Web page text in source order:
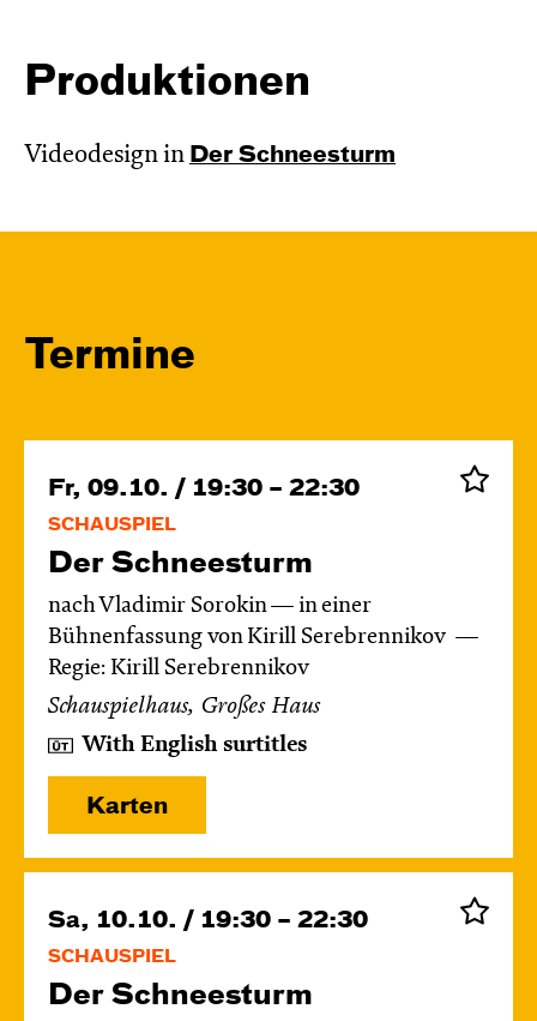
Produktionen
Videodesign in Der Schnee­sturm
Termine
Fr, 09.10. / 19:30 – 22:30
SCHAUSPIEL
Der Schnee­sturm
nach Vladimir Sorokin — in einer
Bühnenfassung von Kirill Serebrennikov
Regie: Kirill Serebrennikov
Schauspielhaus, Großes Haus
With English surtitles
Karten
Sa, 10.10. / 19:30 – 22:30
SCHAUSPIEL
Der Schnee­sturm